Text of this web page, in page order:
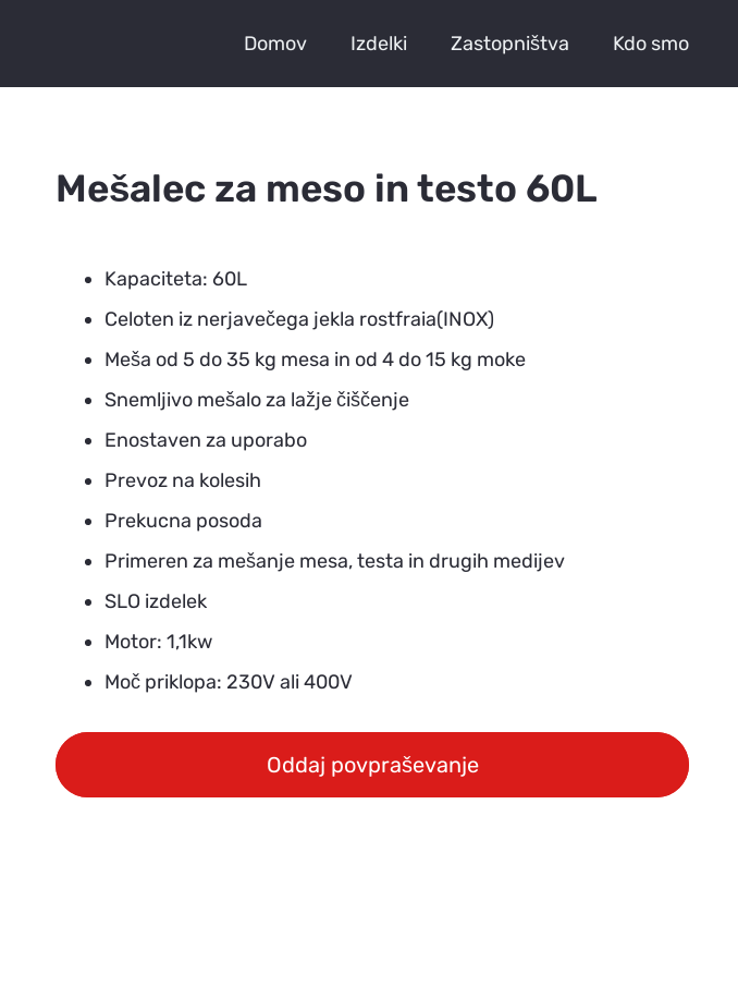
Domov Izdelki Zastopništva Kdo smo
Mešalec za meso in testo 60L
Kapaciteta: 60L
Celoten iz nerjavečega jekla rostfraia(INOX)
Meša od 5 do 35 kg mesa in od 4 do 15 kg moke
Snemljivo mešalo za lažje čiščenje
Enostaven za uporabo
Prevoz na kolesih
Prekucna posoda
Primeren za mešanje mesa, testa in drugih medijev
SLO izdelek
Motor: 1,1kw
Moč priklopa: 230V ali 400V
Oddaj povpraševanje